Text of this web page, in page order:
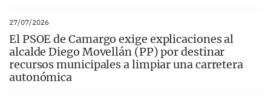
27/07/2026
El PSOE de Camargo exige explicaciones al
alcalde Diego Movellán (PP) por destinar
recursos municipales a limpiar una carretera
autonómica